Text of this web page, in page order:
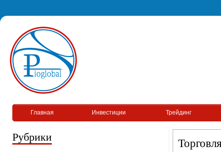
Главная Инвестиции Трейдинг
Рубрики